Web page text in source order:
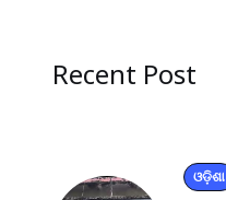
Recent Post
ଓଡ଼ିଶା